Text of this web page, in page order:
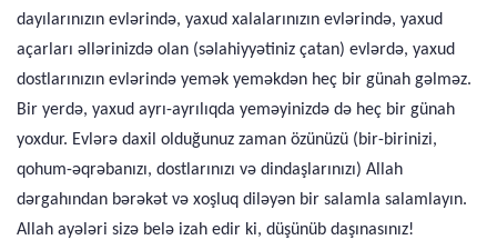
dayılarınızın evlərində, yaxud xalalarınızın evlərində, yaxud
açarları əllərinizdə olan (səlahiyyətiniz çatan) evlərdə, yaxud
dostlarınızın evlərində yemək yeməkdən heç bir günah gəlməz.
Bir yerdə, yaxud ayrı-ayrılıqda yeməyinizdə də heç bir günah
yoxdur. Evlərə daxil olduğunuz zaman özünüzü (bir-birinizi,
qohum-əqrəbanızı, dostlarınızı və dindaşlarınızı) Allah
dərgahından bərəkət və xoşluq diləyən bir salamla salamlayın.
Allah ayələri sizə belə izah edir ki, düşünüb daşınasınız!